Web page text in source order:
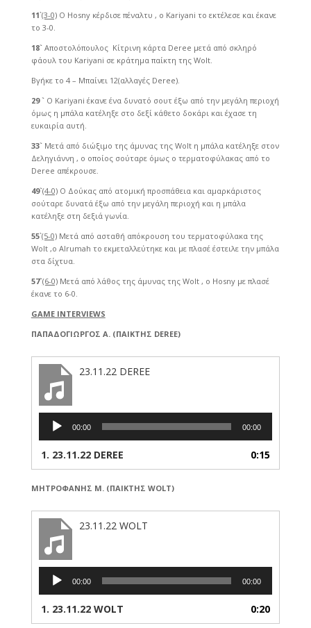
11`(3-0)Ο Hosny κέρδισε πέναλτυ , ο Kariyani το εκτέλεσε και έκανε
το 3-0.
18`Αποστολόπουλος Κίτρινη κάρτα Deree μετά από σκληρό
φάουλ του Kariyani σε κράτημα παίκτη της Wolt.
Βγήκε το 4 – Μπαίνει 12(αλλαγές Deree).
29 `Ο Kariyani έκανε ένα δυνατό σουτ έξω από την μεγάλη περιοχή
όμως η μπάλα κατέληξε στο δεξί κάθετο δοκάρι και έχασε τη
ευκαιρία αυτή.
33`Μετά από διώξιμο της άμυνας της Wolt η μπάλα κατέληξε στον
Δεληγιάννη , ο οποίος σούταρε όμως ο τερματοφύλακας από το
Deree απέκρουσε.
49`(4-0)Ο Δούκας από ατομική προσπάθεια και αμαρκάριστος
σούταρε δυνατά έξω από την μεγάλη περιοχή και η μπάλα
κατέληξε στη δεξιά γωνία.
55`(5-0)Μετά από ασταθή απόκρουση του τερματοφύλακα της
Wolt ,ο Alrumah το εκμεταλλεύτηκε και με πλασέ έστειλε την μπάλα
στα δίχτυα.
57`(6-0)Μετά από λάθος της άμυνας της Wolt , ο Hosny με πλασέ
έκανε το 6-0.
GAME INTERVIEWS
ΠΑΠΑΔΟΓΙΩΡΓΟΣ Α. (ΠΑΙΚΤΗΣ DEREE)
23.11.22 DEREE
Πρόγραμμα
Αναπαραγωγής
00:00 00:00
1. 23.11.22 DEREE 0:15
ΜΗΤΡΟΦΑΝΗΣ Μ. (ΠΑΙΚΤΗΣ WOLT)
23.11.22 WOLT
Πρόγραμμα
Αναπαραγωγής
00:00 00:00
1. 23.11.22 WOLT 0:20